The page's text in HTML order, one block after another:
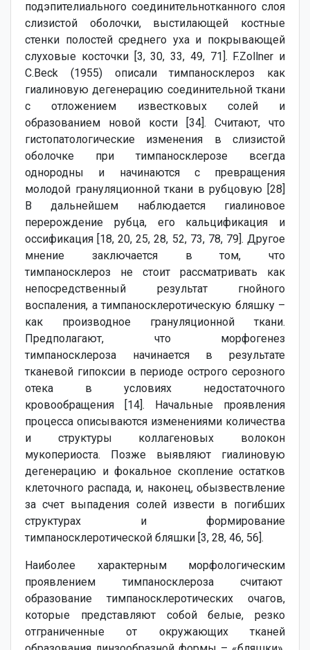
подэпителиального соединительнотканного слоя
слизистой оболочки, выстилающей костные
стенки полостей среднего уха и покрывающей
слуховые косточки [3, 30, 33, 49, 71]. F.Zollner и
C.Beck (1955) описали тимпаносклероз как
гиалиновую дегенерацию соединительной ткани
с отложением известковых солей и
образованием новой кости [34]. Считают, что
гистопатологические изменения в слизистой
оболочке при тимпаносклерозе всегда
однородны и начинаются с превращения
молодой грануляционной ткани в рубцовую [28]
В дальнейшем наблюдается гиалиновое
перерождение рубца, его кальцификация и
оссификация [18, 20, 25, 28, 52, 73, 78, 79]. Другое
мнение заключается в том, что
тимпаносклероз не стоит рассматривать как
непосредственный результат гнойного
воспаления, а тимпаносклеротическую бляшку –
как производное грануляционной ткани.
Предполагают, что морфогенез
тимпаносклероза начинается в результате
тканевой гипоксии в периоде острого серозного
отека в условиях недостаточного
кровообращения [14]. Начальные проявления
процесса описываются изменениями количества
и структуры коллагеновых волокон
мукопериоста. Позже выявляют гиалиновую
дегенерацию и фокальное скопление остатков
клеточного распада, и, наконец, обызвествление
за счет выпадения солей извести в погибших
структурах и формирование
тимпаносклеротической бляшки [3, 28, 46, 56].
Наиболее характерным морфологическим
проявлением тимпаносклероза считают
образование тимпаносклеротических очагов,
которые представляют собой белые, резко
отграниченные от окружающих тканей